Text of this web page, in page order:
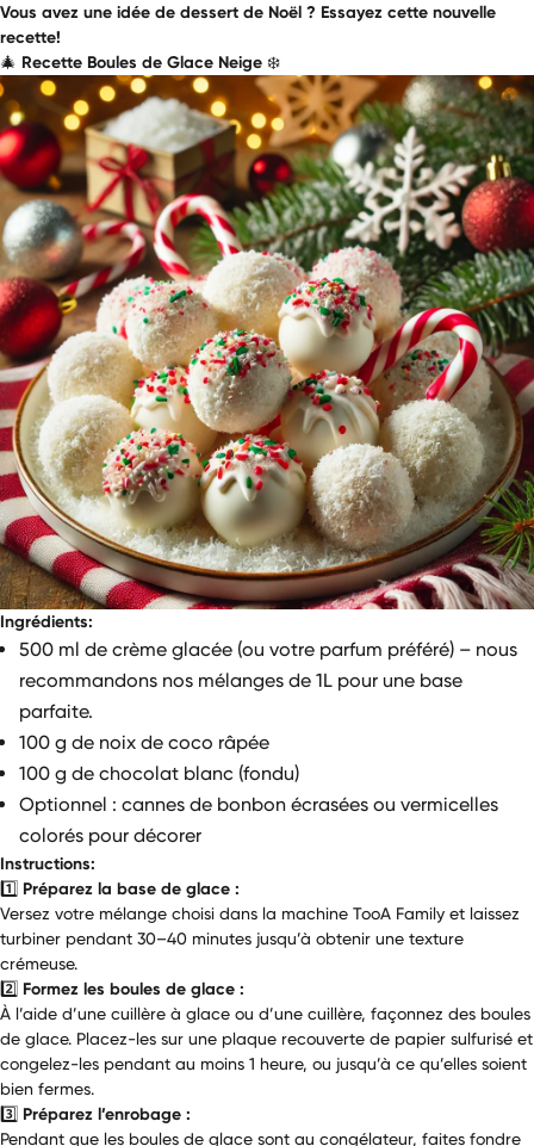
Vous avez une idée de dessert de Noël ? Essayez cette nouvelle
recette!
🎄 Recette Boules de Glace Neige ❄️
Ingrédients:
500 ml de crème glacée (ou votre parfum préféré) – nous
recommandons nos mélanges de 1L pour une base
parfaite.
100 g de noix de coco râpée
100 g de chocolat blanc (fondu)
Optionnel : cannes de bonbon écrasées ou vermicelles
colorés pour décorer
Instructions:
1️⃣ Préparez la base de glace :
Versez votre mélange choisi dans la machine TooA Family et laissez
turbiner pendant 30–40 minutes jusqu’à obtenir une texture
crémeuse.
2️⃣ Formez les boules de glace :
À l’aide d’une cuillère à glace ou d’une cuillère, façonnez des boules
de glace. Placez-les sur une plaque recouverte de papier sulfurisé et
congelez-les pendant au moins 1 heure, ou jusqu’à ce qu’elles soient
bien fermes.
3️⃣ Préparez l’enrobage :
Pendant que les boules de glace sont au congélateur, faites fondre